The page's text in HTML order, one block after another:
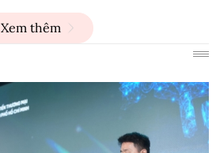
Xem thêm